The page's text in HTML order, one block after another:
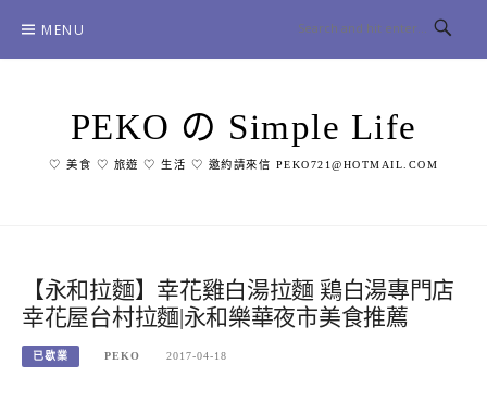
content
MENU
PEKO の Simple Life
♡ 美食 ♡ 旅遊 ♡ 生活 ♡ 邀約請來信 PEKO721@HOTMAIL.COM
【永和拉麵】幸花雞白湯拉麵 鶏白湯專門店
幸花屋台村拉麵|永和樂華夜市美食推薦
已歇業 PEKO 2017-04-18